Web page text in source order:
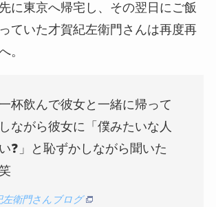
に東京へ帰宅し、その翌日にご飯
ていた才賀紀左衛門さんは再度再
。
杯飲んで彼女と一緒に帰って
ながら彼女に「僕みたいな人
❓」と恥ずかしながら聞いた
左衛門さんブログ